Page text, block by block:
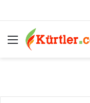
Menü